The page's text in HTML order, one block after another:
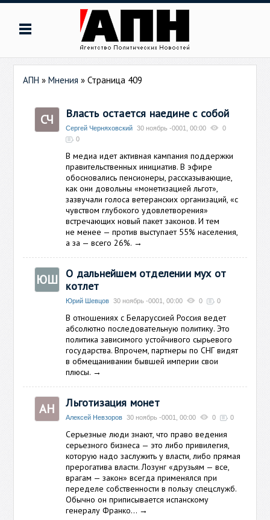
АПН »Мнения » Страница 409
СЧ Власть остается наедине с собой
Сергей Черняховский 30 ноябрь -0001, 00:00
0
0
В медиа идет активная кампания поддержки
правительственных инициатив. В эфире
обосновались пенсионеры, рассказывающие,
как они довольны «монетизацией льгот»,
зазвучали голоса ветеранских организаций, «с
чувством глубокого удовлетворения»
встречающих новый пакет законов. И тем
не менее — против выступает 55% населения,
а за — всего 26%. →
ЮШ
О дальнейшем отделении мух от
котлет
Юрий Шевцов 30 ноябрь -0001, 00:00 0 0
В отношениях с Беларуссией Россия ведет
абсолютно последовательную политику. Это
политика зависимого устойчивого сырьевого
государства. Впрочем, партнеры по СНГ видят
в обмещанивании бывшей империи свои
плюсы. →
АН Льготизация монет
Алексей Невзоров 30 ноябрь -0001, 00:00 0 0
Серьезные люди знают, что право ведения
серьезного бизнеса — это либо привилегия,
которую надо заслужить у власти, либо прямая
прерогатива власти. Лозунг «друзьям — все,
врагам — закон» всегда применялся при
переделе собственности в пользу спецслужб.
Обычно он приписывается испанскому
генералу Франко… →